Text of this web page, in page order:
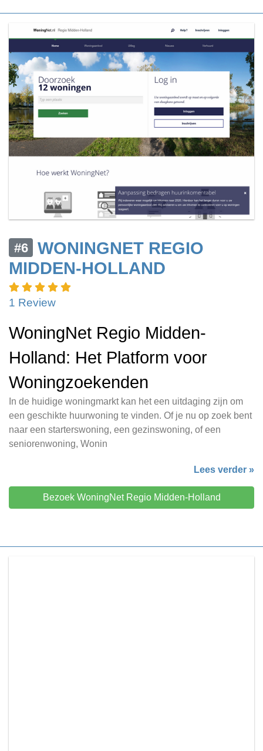
#6
WONINGNET REGIO
MIDDEN-HOLLAND
1 Review
WoningNet Regio Midden-
Holland: Het Platform voor
Woningzoekenden
In de huidige woningmarkt kan het een uitdaging zijn om
een geschikte huurwoning te vinden. Of je nu op zoek bent
naar een starterswoning, een gezinswoning, of een
seniorenwoning, Wonin
Lees verder »
Bezoek WoningNet Regio Midden-Holland